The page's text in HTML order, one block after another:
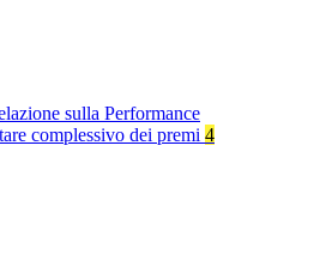
sulla Performance
complessivo dei premi 4